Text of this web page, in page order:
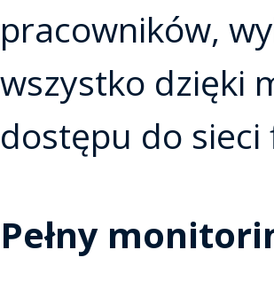
pracowników,
wszystko dzięki
dostępu do
Pełny